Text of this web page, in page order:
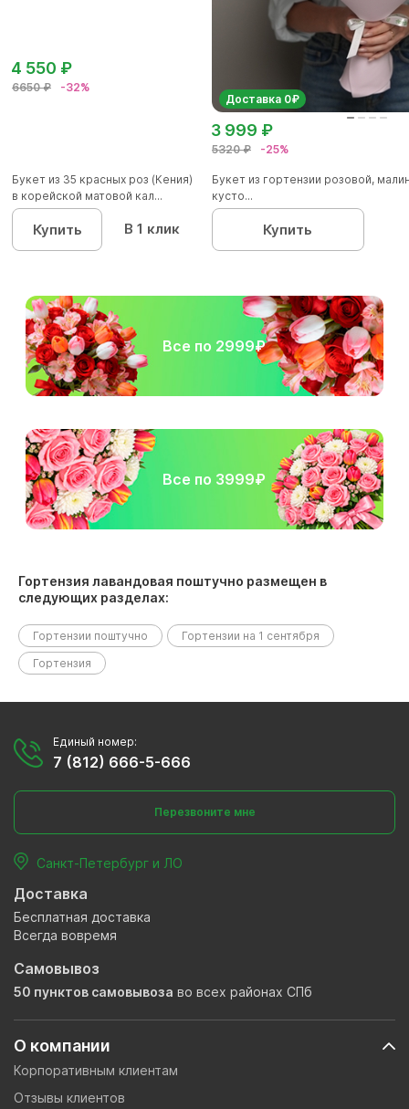
6650 ₽ -32%
4 550 ₽
Букет из 35 красных роз (Кения)
в корейской матовой кал...
Купить В 1 клик
Доставка 0₽
5320 ₽ -25%
3 999 ₽
Букет из гортензии розовой,
кусто...
Купить
Все по 2999₽
Все по 3999₽
Гортензия лавандовая поштучно размещен в
следующих разделах:
Гортензии поштучно
Гортензии на 1 сентября
Гортензия
О компании
Корпоративным клиентам
Отзывы клиентов
Единый номер:
7 (812) 666-5-666
Перезвоните мне
Санкт-Петербург и ЛО
Доставка
Бесплатная доставка
Всегда вовремя
Самовывоз
50 пунктов самовывоза во всех районах СПб